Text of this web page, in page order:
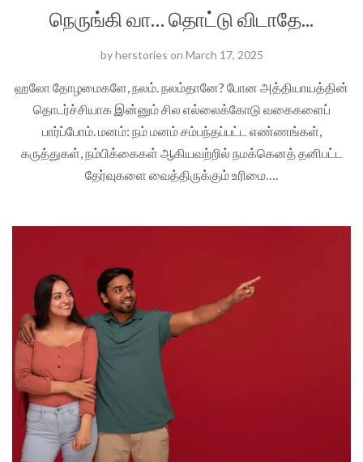
நெருங்கி வா… தொட்டு விடாதே...
byherstories on March 17, 2025
ஹலோ தோழமைகளே, நலம். நலம்தானே? போன அத்தியாயத்தின்
தொடர்ச்சியாக இன்னும் சில எல்லைக்கோடு வகைகளைப்
பார்ப்போம். மனம்: நம் மனம் சம்பந்தப்பட்ட எண்ணங்கள்,
கருத்துகள், நம்பிக்கைகள் ஆகியவற்றில் நமக்கெனத் தனிபட்ட
தேர்வுகளை வைத்திருக்கும் உரிமை….